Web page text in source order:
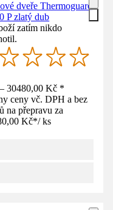
dveře Thermoguard
P zlatý dub
zatím nikdo
30480,00 Kč *
ceny vč. DPH a bez
na přepravu za
Kč*/ ks